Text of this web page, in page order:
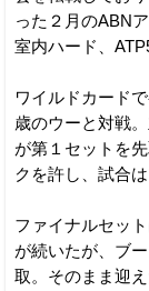
った２月のABN
室内ハード、
ワイルドカード
歳のウーと対戦
が第１セットを
クを許し、試合
ファイナルセッ
が続いたが、ブ
取。そのまま迎